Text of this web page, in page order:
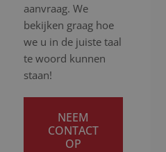
aanvraag. We
bekijken graag hoe
we u in de juiste taal
te woord kunnen
staan!
NEEM
CONTACT
OP